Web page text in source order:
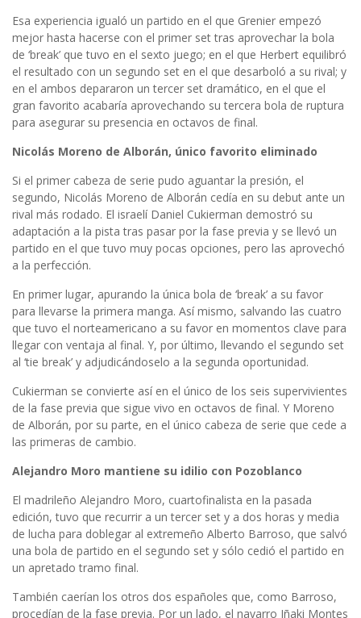
Esa experiencia igualó un partido en el que Grenier empezó
mejor hasta hacerse con el primer set tras aprovechar la bola
de ‘break’ que tuvo en el sexto juego; en el que Herbert equilibró
el resultado con un segundo set en el que desarboló a su rival; y
en el ambos depararon un tercer set dramático, en el que el
gran favorito acabaría aprovechando su tercera bola de ruptura
para asegurar su presencia en octavos de final.
Nicolás Moreno de Alborán, único favorito eliminado
Si el primer cabeza de serie pudo aguantar la presión, el
segundo, Nicolás Moreno de Alborán cedía en su debut ante un
rival más rodado. El israelí Daniel Cukierman demostró su
adaptación a la pista tras pasar por la fase previa y se llevó un
partido en el que tuvo muy pocas opciones, pero las aprovechó
a la perfección.
En primer lugar, apurando la única bola de ‘break’ a su favor
para llevarse la primera manga. Así mismo, salvando las cuatro
que tuvo el norteamericano a su favor en momentos clave para
llegar con ventaja al final. Y, por último, llevando el segundo set
al ‘tie break’ y adjudicándoselo a la segunda oportunidad.
Cukierman se convierte así en el único de los seis supervivientes
de la fase previa que sigue vivo en octavos de final. Y Moreno
de Alborán, por su parte, en el único cabeza de serie que cede a
las primeras de cambio.
Alejandro Moro mantiene su idilio con Pozoblanco
El madrileño Alejandro Moro, cuartofinalista en la pasada
edición, tuvo que recurrir a un tercer set y a dos horas y media
de lucha para doblegar al extremeño Alberto Barroso, que salvó
una bola de partido en el segundo set y sólo cedió el partido en
un apretado tramo final.
También caerían los otros dos españoles que, como Barroso,
procedían de la fase previa. Por un lado, el navarro Iñaki Montes